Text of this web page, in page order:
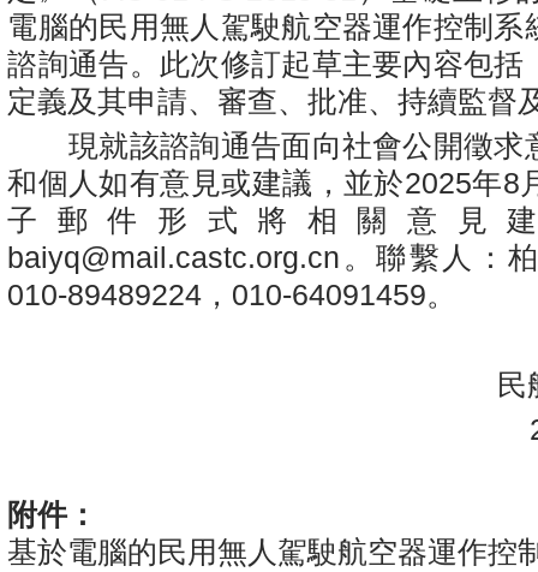
電腦的民用無人駕駛航空器運作控制系
諮詢通告。此次修訂起草主要內容包括
定義及其申請、審查、批准、持續監督
現就該諮詢通告面向社會公開徵求
和個人如有意見或建議，並於2025年8
子郵件形式將相關意見
baiyq@mail.castc.org.cn 。聯繫人：
010-89489224，010-64091459。
民航
附件：
基於電腦的民用無人駕駛航空器運作控